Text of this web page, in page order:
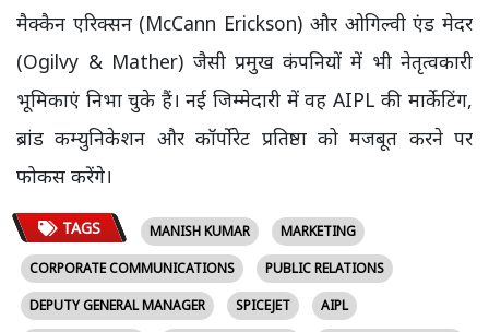
मैक्कैन एरिक्सन (McCann Erickson) और ओगिल्वी एंड मेदर
(Ogilvy & Mather) जैसी प्रमुख कंपनियों में भी नेतृत्वकारी
भूमिकाएं निभा चुके हैं। नई जिम्मेदारी में वह AIPL की मार्केटिंग,
ब्रांड कम्युनिकेशन और कॉर्पोरेट प्रतिष्ठा को मजबूत करने पर
फोकस करेंगे।
TAGS MANISH KUMAR
MARKETING
CORPORATE COMMUNICATIONS
PUBLIC RELATIONS
DEPUTY GENERAL MANAGER
SPICEJET
AIPL